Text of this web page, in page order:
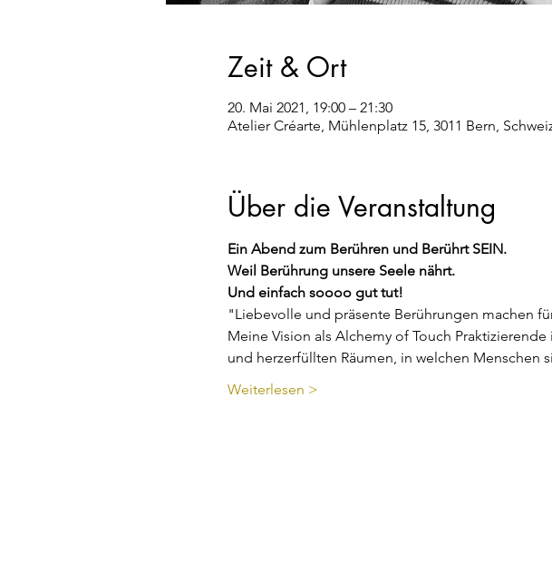
Zeit & Ort
20. Mai 2021, 19:00 – 21:30
Atelier Créarte, Mühlenplatz 15, 3011 Bern,
Über die Veranstaltung
Ein Abend zum Berühren und Berührt SEIN.
Weil Berührung unsere Seele nährt.
Und einfach soooo gut tut!
"Liebevolle und präsente Berührungen machen
Meine Vision als Alchemy of Touch
und herzerfüllten Räumen, in welchen Menschen
Weiterlesen >